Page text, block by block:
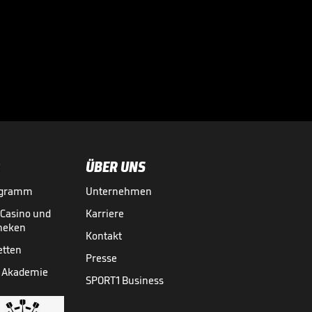
und
Akademie
ÜBER UNS
Unternehmen
Karriere
Kontakt
Presse
SPORT1 Business